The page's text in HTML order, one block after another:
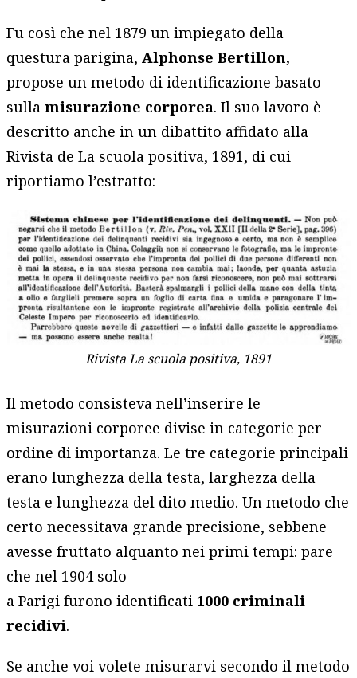
Fu così che nel 1879 un impiegato della
questura parigina,Alphonse Bertillon,
propose un metodo di identificazione basato
sulla misurazione corporea. Il suo lavoro è
descritto anche in un dibattito affidato alla
Rivista de La scuola positiva, 1891, di cui
riportiamo l’estratto:
Rivista La scuola positiva, 1891
Il metodo consisteva nell’inserire le
misurazioni corporee divise in categorie per
ordine di importanza. Le tre categorie principali
erano lunghezza della testa, larghezza della
testa e lunghezza del dito medio. Un metodo che
certo necessitava grande precisione, sebbene
avesse fruttato alquanto nei primi tempi: pare
che nel 1904 solo
a Parigi furono identificati1000 criminali
recidivi.
Se anche voi volete misurarvi secondo il metodo